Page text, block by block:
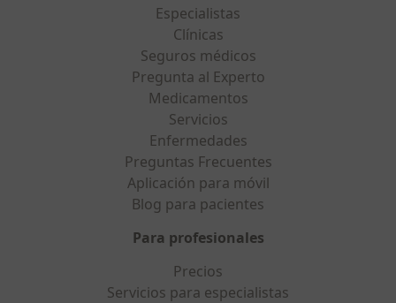
Especialistas
Clínicas
Seguros médicos
Pregunta al Experto
Medicamentos
Servicios
Enfermedades
Preguntas Frecuentes
Aplicación para móvil
Blog para pacientes
Para profesionales
Precios
Servicios para especialistas